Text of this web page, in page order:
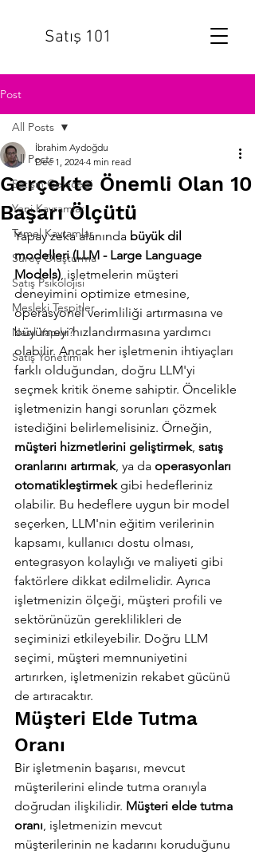
Satış 101
Post
All Posts
Satışın Geleceği
Yeni Kavramlar
Temel Kavramlar
Süreç Oluşturma
Satış Psikolojisi
Mesleki Tespitler
Nasıl Yapılır?
Satış Yönetimi
All Posts
Gerçekte Önemli Olan 10
Başarı Ölçütü
İbrahim Aydoğdu
Dec 1, 2024 4 min read
Yapay zeka alanında büyük dil
modelleri (LLM - Large Language
Models), işletmelerin müşteri
deneyimini optimize etmesine,
operasyonel verimliliği artırmasına ve
büyümeyi hızlandırmasına yardımcı
olabilir. Ancak her işletmenin ihtiyaçları
farklı olduğundan, doğru LLM'yi
seçmek kritik öneme sahiptir. Öncelikle
işletmenizin hangi sorunları çözmek
istediğini belirlemelisiniz. Örneğin,
müşteri hizmetlerini geliştirmek, satış
oranlarını artırmak, ya da operasyonları
otomatikleştirmek gibi hedefleriniz
olabilir. Bu hedeflere uygun bir model
seçerken, LLM'nin eğitim verilerinin
kapsamı, kullanıcı dostu olması,
entegrasyon kolaylığı ve maliyeti gibi
faktörlere dikkat edilmelidir. Ayrıca
işletmenizin ölçeği, müşteri profili ve
sektörünüzün gereklilikleri de
seçiminizi etkileyebilir. Doğru LLM
seçimi, müşteri memnuniyetini
artırırken, işletmenizin rekabet gücünü
de artıracaktır.
Müşteri Elde Tutma
Oranı
Bir işletmenin başarısı, mevcut
müşterilerini elinde tutma oranıyla
doğrudan ilişkilidir. Müşteri elde tutma
oranı, işletmenizin mevcut
müşterilerinin ne kadarını koruduğunu